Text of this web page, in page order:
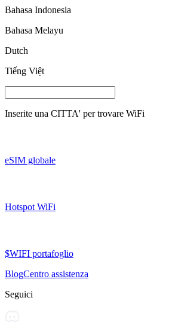
Bahasa Indonesia
Bahasa Melayu
Dutch
Tiếng Việt
Inserite una CITTA' per trovare WiFi
eSIM globale
Hotspot WiFi
$WIFI portafoglio
BlogCentro assistenza
Seguici